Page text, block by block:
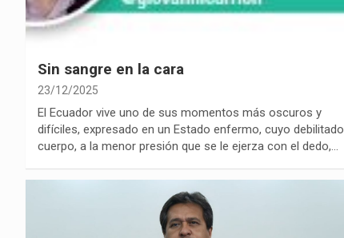
Sin sangre en la cara
23/12/2025
El Ecuador vive uno de sus momentos más oscuros y
difíciles, expresado en un Estado enfermo, cuyo debilitado
cuerpo, a la menor presión que se le ejerza con el dedo,…